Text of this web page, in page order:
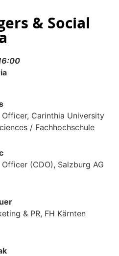
& Social
Carinthia University
/ Fachhochschule
(CDO), Salzburg AG
& PR, FH Kärnten